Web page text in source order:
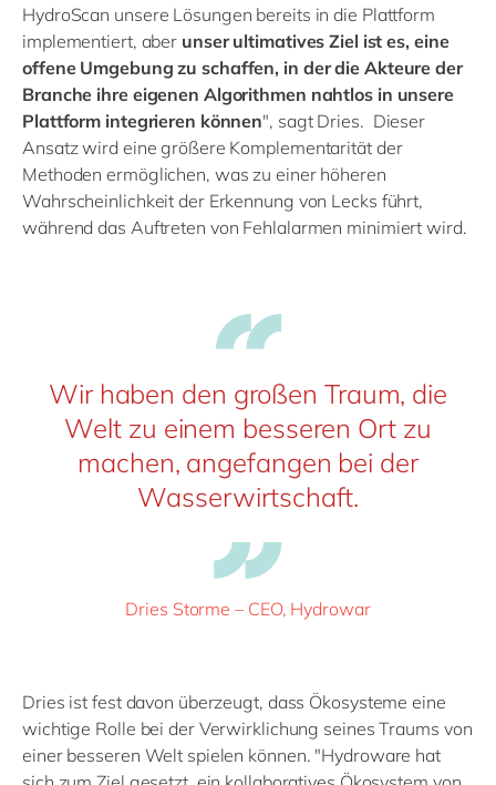
HydroScan unsere Lösungen bereits in die Plattform
implementiert, aber unser ultimatives Ziel ist es, eine
offene Umgebung zu schaffen, in der die Akteure der
Branche ihre eigenen Algorithmen nahtlos in unsere
Plattform integrieren können", sagt Dries. Dieser
Ansatz wird eine größere Komplementarität der
Methoden ermöglichen, was zu einer höheren
Wahrscheinlichkeit der Erkennung von Lecks führt,
während das Auftreten von Fehlalarmen minimiert wird.
Wir haben den großen Traum, die
Welt zu einem besseren Ort zu
machen, angefangen bei der
Wasserwirtschaft.
Dries Storme – CEO, Hydrowar
Dries ist fest davon überzeugt, dass Ökosysteme eine
wichtige Rolle bei der Verwirklichung seines Traums von
einer besseren Welt spielen können. "Hydroware hat